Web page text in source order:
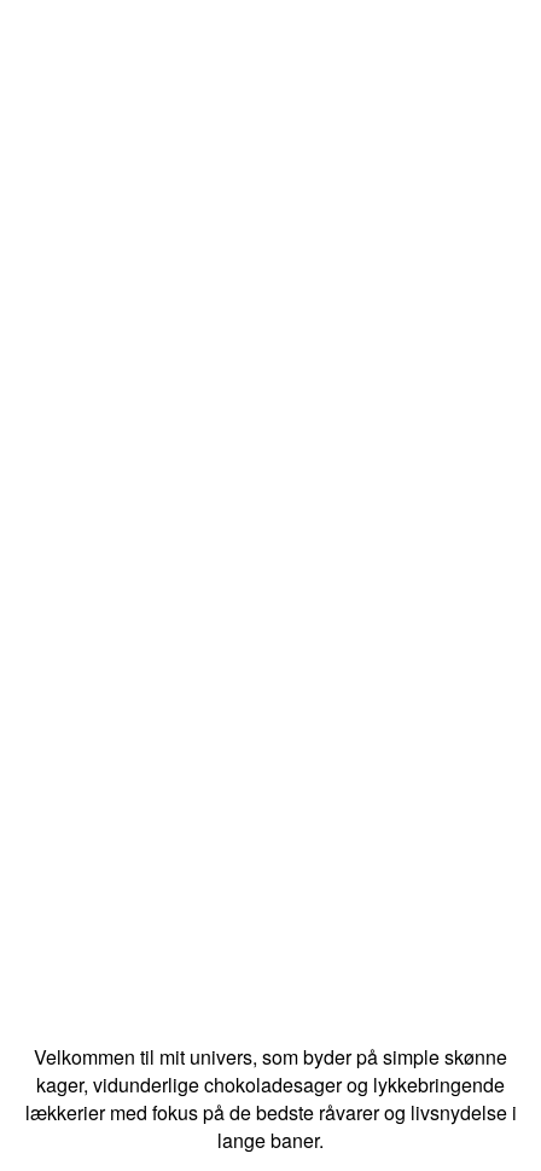
Velkommen til mit univers, som byder på simple skønne
kager, vidunderlige chokoladesager og lykkebringende
lækkerier med fokus på de bedste råvarer og livsnydelse i
lange baner.